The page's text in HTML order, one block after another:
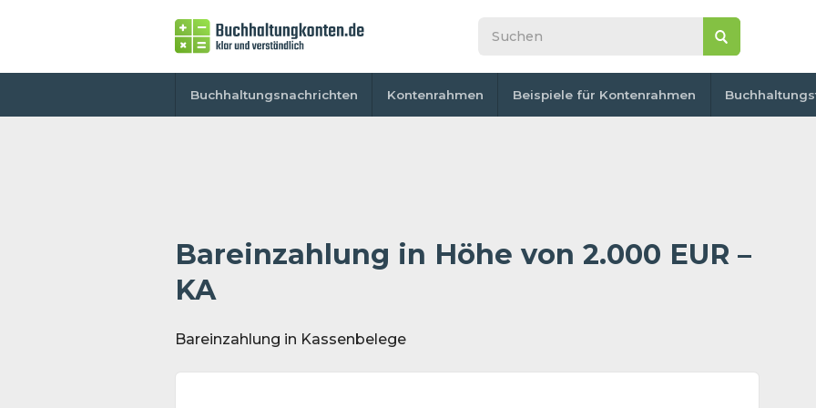
Buchhaltungsnachrichten Kontenrahmen Beispiele für Kontenrahmen
Bareinzahlung in Höhe von 2.000 EUR –
KA
Bareinzahlung in Kassenbelege